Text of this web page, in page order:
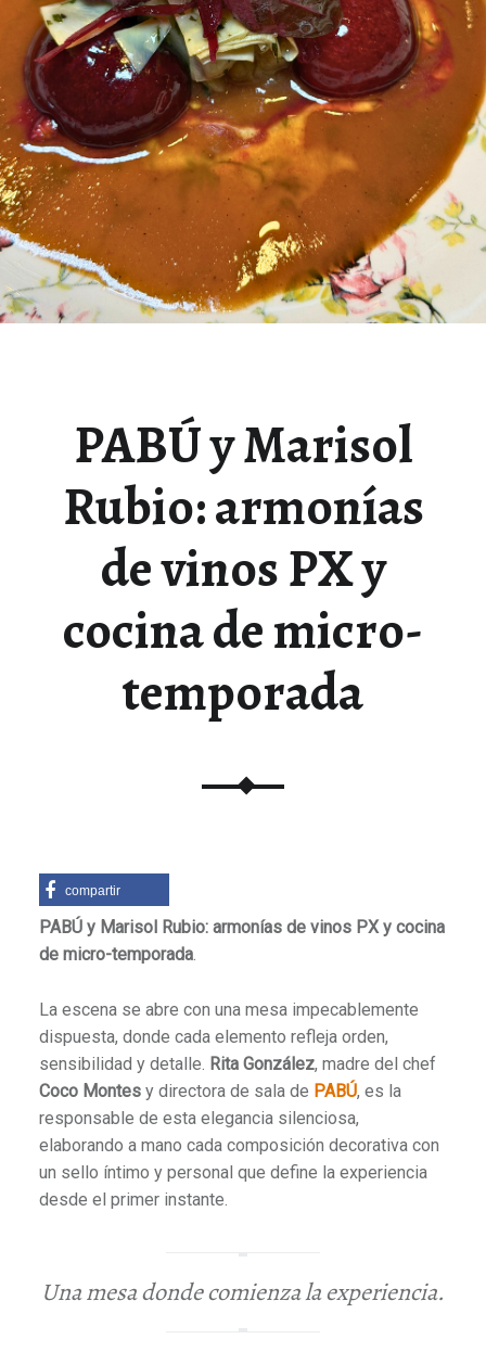
PABÚ y Marisol
Rubio: armonías
de vinos PX y
cocina de micro-
temporada
compartir
PABÚ y Marisol Rubio: armonías de vinos PX y cocina
de micro-temporada.
La escena se abre con una mesa impecablemente
dispuesta, donde cada elemento refleja orden,
sensibilidad y detalle. Rita González, madre del chef
Coco Montesy directora de sala de PABÚ, es la
responsable de esta elegancia silenciosa,
elaborando a mano cada composición decorativa con
un sello íntimo y personal que define la experiencia
desde el primer instante.
Una mesa donde comienza la experiencia.